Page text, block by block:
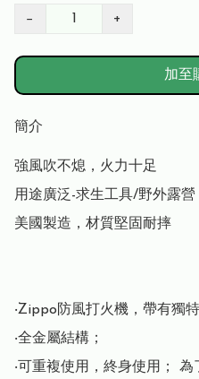
− +
加至
簡介
強風吹不熄，火力十足
用途廣泛-求生工具/野外露營
美國製造，材質堅固耐摔
‧Zippo防風打火機，帶有獨
‧全金屬結構；
‧可重複使用，終身使用；